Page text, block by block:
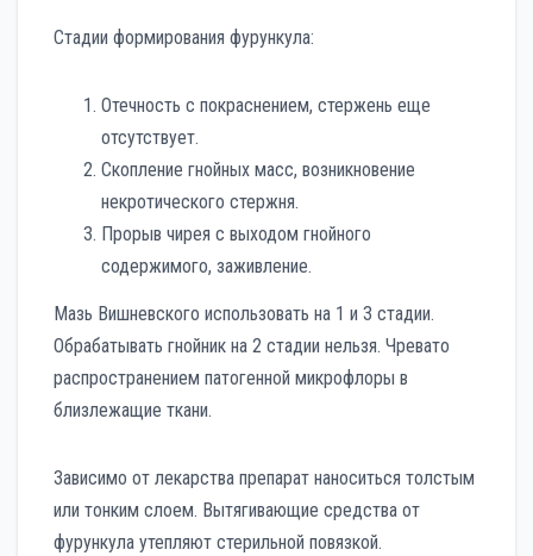
Стадии формирования фурункула:
Отечность с покраснением, стержень еще
отсутствует.
Скопление гнойных масс, возникновение
некротического стержня.
Прорыв чирея с выходом гнойного
содержимого, заживление.
Мазь Вишневского использовать на 1 и 3 стадии.
Обрабатывать гнойник на 2 стадии нельзя. Чревато
распространением патогенной микрофлоры в
близлежащие ткани.
Зависимо от лекарства препарат наноситься толстым
или тонким слоем. Вытягивающие средства от
фурункула утепляют стерильной повязкой.